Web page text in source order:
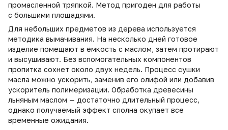
промасленной тряпкой. Метод пригоден для работы
с большими площадями.
Для небольших предметов из дерева используется
методика вымачивания. На несколько дней готовое
изделие помещают в ёмкость с маслом, затем протирают
и высушивают. Без вспомогательных компонентов
пропитка сохнет около двух недель. Процесс сушки
масла можно ускорить, заменив его олифой или добавив
ускоритель полимеризации. Обработка древесины
льняным маслом — достаточно длительный процесс,
однако получаемый эффект сполна окупает все
временные ожидания.